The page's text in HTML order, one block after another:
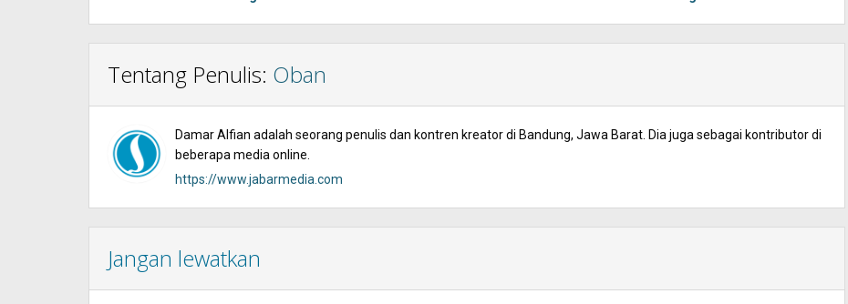
Tentang Penulis: Oban
Damar Alfian adalah seorang penulis dan kontren kreator di Bandung, Jawa Barat. Dia juga sebagai kontributor di
beberapa media online.
https://www.jabarmedia.com
Jangan lewatkan